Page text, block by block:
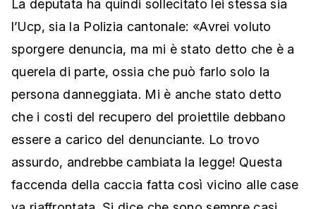
La deputata ha quindi sollecitato lei stessa sia
l’Ucp, sia la Polizia cantonale: «Avrei voluto
sporgere denuncia, ma mi è stato detto che è a
querela di parte, ossia che può farlo solo la
persona danneggiata. Mi è anche stato detto
che i costi del recupero del proiettile debbano
essere a carico del denunciante. Lo trovo
assurdo, andrebbe cambiata la legge! Questa
faccenda della caccia fatta così vicino alle case